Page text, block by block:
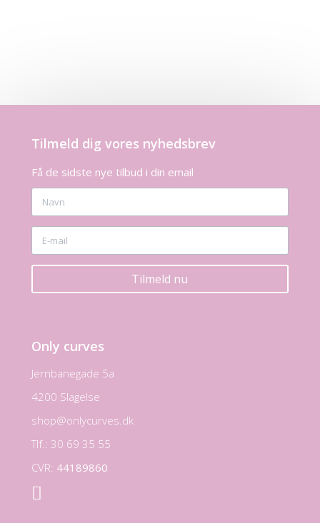
Tilmeld dig vores nyhedsbrev
Få de sidste nye tilbud i din email
Tilmeld nu
Only curves
Jernbanegade 5a
4200 Slagelse
shop@onlycurves.dk
Tlf.: 30 69 35 55
CVR: 44189860
